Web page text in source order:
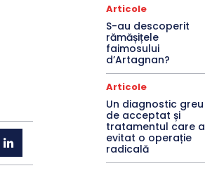
Articole
S-au descoperit
rămășițele
faimosului
d’Artagnan?
Articole
Un diagnostic greu
de acceptat și
tratamentul care a
evitat o operație
radicală